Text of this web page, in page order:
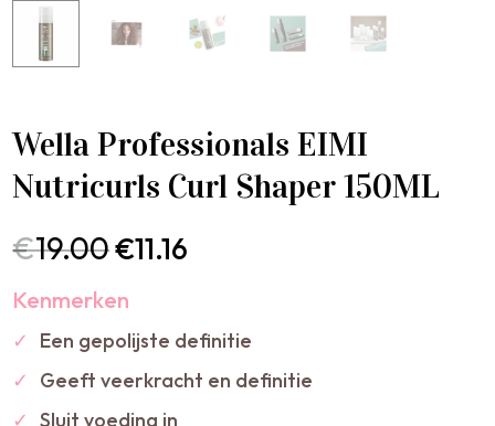
Wella Professionals EIMI
Nutricurls Curl Shaper 150ML
€19.00€11.16
Kenmerken
✓
Een gepolijste definitie
✓
Geeft veerkracht en definitie
✓ Sluit voeding in